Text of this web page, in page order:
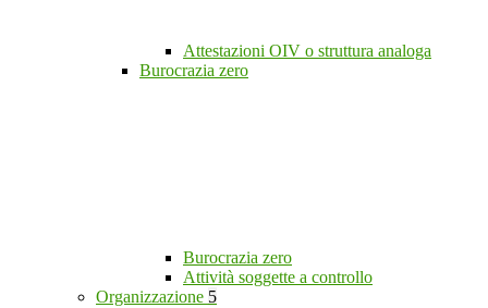
Attestazioni OIV o struttura analoga
Burocrazia zero
Burocrazia zero
Attività soggette a controllo
Organizzazione 5